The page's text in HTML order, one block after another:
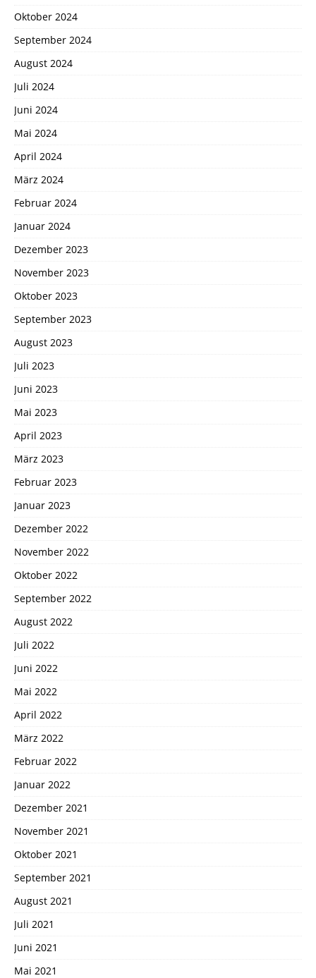
Oktober 2024
September 2024
August 2024
Juli 2024
Juni 2024
Mai 2024
April 2024
März 2024
Februar 2024
Januar 2024
Dezember 2023
November 2023
Oktober 2023
September 2023
August 2023
Juli 2023
Juni 2023
Mai 2023
April 2023
März 2023
Februar 2023
Januar 2023
Dezember 2022
November 2022
Oktober 2022
September 2022
August 2022
Juli 2022
Juni 2022
Mai 2022
April 2022
März 2022
Februar 2022
Januar 2022
Dezember 2021
November 2021
Oktober 2021
September 2021
August 2021
Juli 2021
Juni 2021
Mai 2021